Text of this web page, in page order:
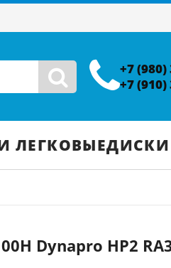
+7
+7
ЛЕГКОВЫЕДИСКИ
Dynapro HP2